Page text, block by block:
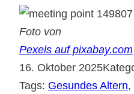
Foto von
Pexels auf pixabay.com
16. Oktober 2025
Tags: Gesundes Altern,